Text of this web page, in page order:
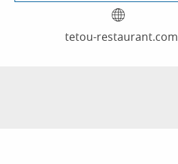
tetou-restaurant.com